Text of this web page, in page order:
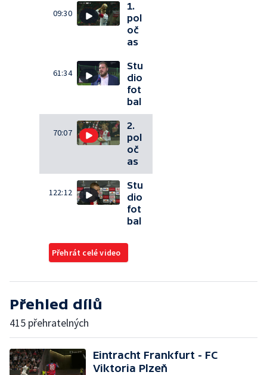
09:30
1.
pol
oč
as
61:34
Stu
dio
fot
bal
70:07
2.
pol
oč
as
122:12
Stu
dio
fot
bal
Přehrát celé video
Přehled dílů
415 přehratelných
Eintracht Frankfurt - FC
Viktoria Plzeň